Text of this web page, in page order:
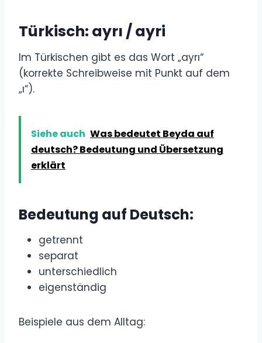
Türkisch: ayrı / ayri
Im Türkischen gibt es das Wort „ayrı“
(korrekte Schreibweise mit Punkt auf dem
„ı“).
Siehe auch Was bedeutet Beyda auf
deutsch? Bedeutung und Übersetzung
erklärt
Bedeutung auf Deutsch:
getrennt
separat
unterschiedlich
eigenständig
Beispiele aus dem Alltag: